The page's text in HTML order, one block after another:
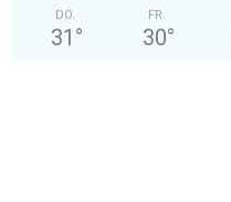
DO.
31 °
FR.
30°